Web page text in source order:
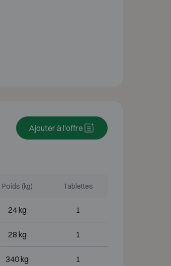
Ajouter à l'offre
Poids (kg) Tablettes
24 kg 1
28 kg 1
340 kg 1